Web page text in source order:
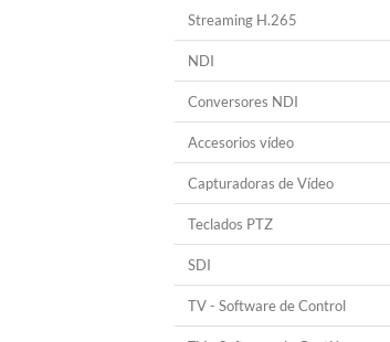
Streaming H.265
NDI
Conversores NDI
Accesorios vídeo
Capturadoras de Vídeo
Teclados PTZ
SDI
TV - Software de Control